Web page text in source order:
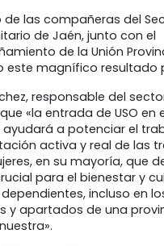
de las compañeras del
de Jaén, junto con el
de la Unión
este magnífico resultado
responsable del
«la entrada de USO en
a potenciar el
activa y real de las
en su mayoría, que
para el bienestar y
incluso en
y apartados de una